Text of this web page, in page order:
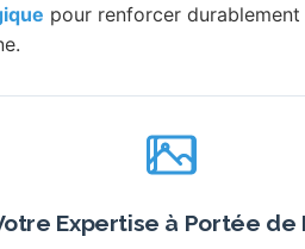
pour renforcer
Expertise à Portée de